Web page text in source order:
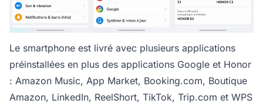
Le smartphone est livré avec plusieurs applications
préinstallées en plus des applications Google et Honor
: Amazon Music, App Market, Booking.com, Boutique
Amazon, LinkedIn, ReelShort, TikTok, Trip.com et WPS